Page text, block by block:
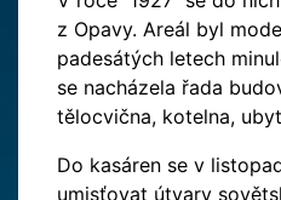
z Opavy. Areál byl
padesátých letech
se nacházela řada
tělocvična, kotelna,
Do kasáren se v
umisťovat útvary